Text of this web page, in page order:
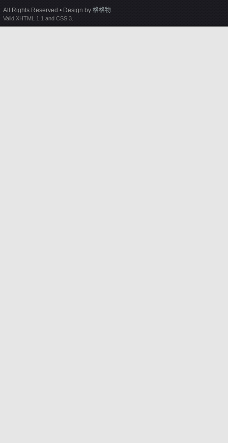
All Rights Reserved • Design by 格格物.
Valid XHTML 1.1 and CSS 3.